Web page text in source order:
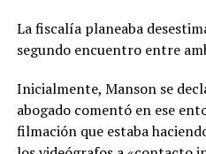
La fiscalía planeaba
segundo encuentro entre
Inicialmente, Manson se
abogado comentó en ese
filmación que estaba